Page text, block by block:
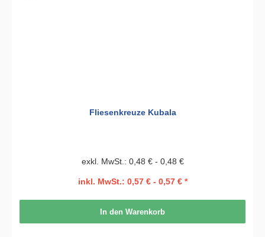
Fliesenkreuze Kubala
exkl. MwSt.: 0,48 € - 0,48 €
inkl. MwSt.: 0,57 € - 0,57 € *
In den Warenkorb